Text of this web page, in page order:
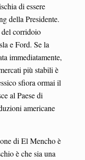
di essere
della Presidente.
corridoio
e Ford. Se la
immediatamente,
più stabili è
sfiora ormai il
al Paese di
americane
di El Mencho è
è che sia una